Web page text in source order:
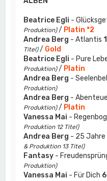
Beatrice Egli -
Produktion)/ Platin *2
Andrea Berg - Atlantis 1
Titel)/ Gold
Beatrice Egli - Pure
Produktion)/ Platin
Andrea Berg -
Produktion)
Andrea Berg -
Produktion)/ Platin
Vanessa Mai -
Produktion 12 Titel)
Andrea Berg - 25
& Produktion 13 Titel)
Fantasy -
Produktion)
Vanessa Mai - Für Dich 6